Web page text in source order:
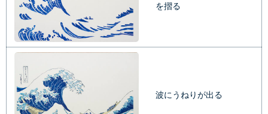
を摺る
波にうねりが出る